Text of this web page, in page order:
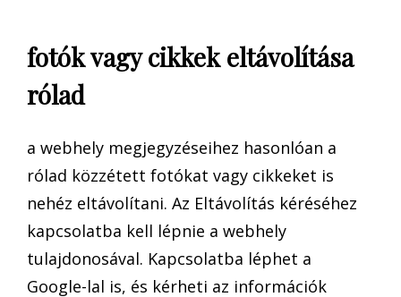
fotók vagy cikkek eltávolítása
rólad
a webhely megjegyzéseihez hasonlóan a
rólad közzétett fotókat vagy cikkeket is
nehéz eltávolítani. Az Eltávolítás kéréséhez
kapcsolatba kell lépnie a webhely
tulajdonosával. Kapcsolatba léphet a
Google-lal is, és kérheti az információk